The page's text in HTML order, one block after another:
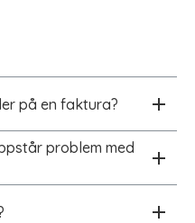
på en faktura?
problem med